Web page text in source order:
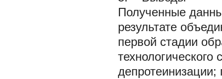
Полученные
результате
первой стадии